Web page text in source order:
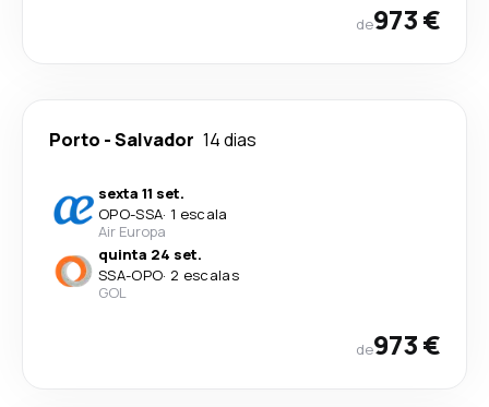
de973 €
Porto -Salvador 14 dias
sexta 11 set.
OPO-SSA· 1 escala
Air Europa
quinta 24 set.
SSA-OPO· 2 escalas
GOL
de973 €